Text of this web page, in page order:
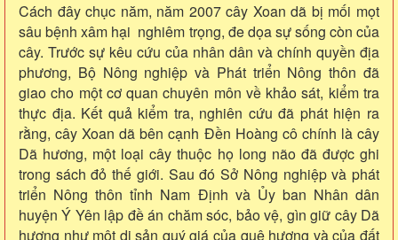
Cách đây chục năm, năm 2007 cây Xoan dã bị mối mọt
sâu bệnh xâm hại nghiêm trọng, đe dọa sự sống còn của
cây. Trước sự kêu cứu của nhân dân và chính quyền địa
phương, Bộ Nông nghiệp và Phát triển Nông thôn đã
giao cho một cơ quan chuyên môn về khảo sát, kiểm tra
thực địa. Kết quả kiểm tra, nghiên cứu đã phát hiện ra
rằng, cây Xoan dã bên cạnh Đền Hoàng cô chính là cây
Dã hương, một loại cây thuộc họ long não đã được ghi
trong sách đỏ thế giới. Sau đó Sở Nông nghiệp và phát
triển Nông thôn tỉnh Nam Định và Ủy ban Nhân dân
huyện Ý Yên lập đề án chăm sóc, bảo vệ, gìn giữ cây Dã
hương như một di sản quý giá của quê hương và của đất